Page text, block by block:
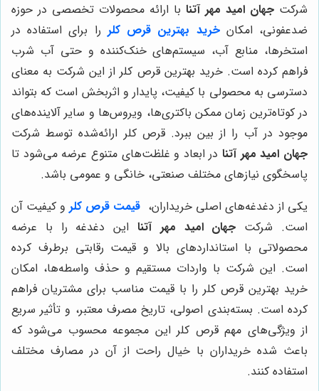
شرکت جهان امید مهر آتنا با ارائه محصولات تخصصی در حوزه
ضدعفونی، امکانخرید بهترین قرص کلر را برای استفاده در
استخرها، منابع آب، سیستم‌های خنک‌کننده و حتی آب شرب
فراهم کرده است. خرید بهترین قرص کلر از این شرکت به معنای
دسترسی به محصولی با کیفیت، پایدار و اثربخش است که بتواند
در کوتاه‌ترین زمان ممکن باکتری‌ها، ویروس‌ها و سایر آلاینده‌های
موجود در آب را از بین ببرد. قرص کلر ارائه‌شده توسط شرکت
جهان امید مهر آتنادر ابعاد و غلظت‌های متنوع عرضه می‌شود تا
پاسخگوی نیازهای مختلف صنعتی، خانگی و عمومی باشد.
یکی از دغدغه‌های اصلی خریداران، قیمت قرص کلرو کیفیت آن
است. شرکت جهان امید مهر آتنا این دغدغه را با عرضه
محصولاتی با استانداردهای بالا و قیمت رقابتی برطرف کرده
است. این شرکت با واردات مستقیم و حذف واسطه‌ها، امکان
خرید بهترین قرص کلر را با قیمت مناسب برای مشتریان فراهم
کرده است. بسته‌بندی اصولی، تاریخ مصرف معتبر، و تأثیر سریع
از ویژگی‌های مهم قرص کلر این مجموعه محسوب می‌شود که
باعث شده خریداران با خیال راحت از آن در مصارف مختلف
استفاده کنند.